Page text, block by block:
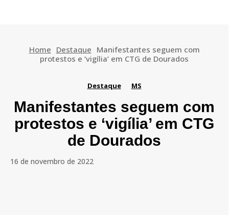
Home Destaque Manifestantes seguem com
protestos e ‘vigília’ em CTG de Dourados
Destaque MS
Manifestantes seguem com
protestos e ‘vigília’ em CTG
de Dourados
16 de novembro de 2022